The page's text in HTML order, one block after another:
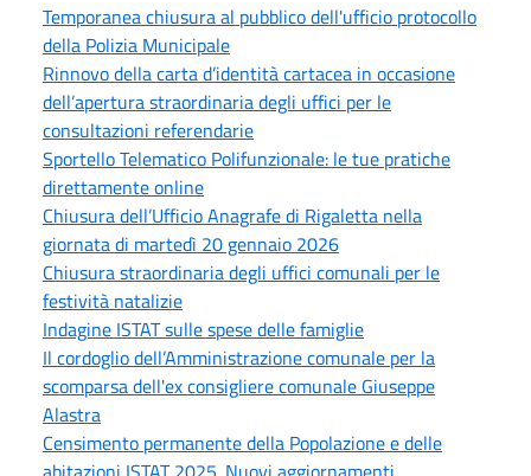
Temporanea chiusura al pubblico dell'ufficio protocollo
della Polizia Municipale
Rinnovo della carta d’identità cartacea in occasione
dell’apertura straordinaria degli uffici per le
consultazioni referendarie
Sportello Telematico Polifunzionale: le tue pratiche
direttamente online
Chiusura dell’Ufficio Anagrafe di Rigaletta nella
giornata di martedì 20 gennaio 2026
Chiusura straordinaria degli uffici comunali per le
festività natalizie
Indagine ISTAT sulle spese delle famiglie
Il cordoglio dell’Amministrazione comunale per la
scomparsa dell'ex consigliere comunale Giuseppe
Alastra
Censimento permanente della Popolazione e delle